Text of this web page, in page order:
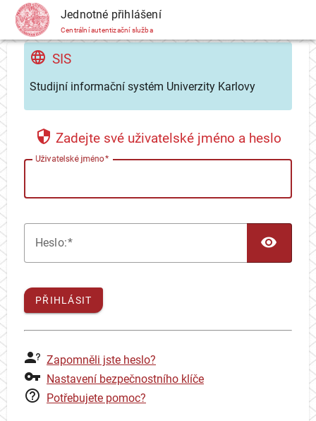
CAS Jednotné přihlášení
Centrální autentizační služba
SIS
Studijní informační systém Univerzity Karlovy
Zadejte své uživatelské jméno a heslo
Uživatelské jméno
Heslo:
PŘIHLÁSIT
Zapomněli jste heslo?
Nastavení bezpečnostního klíče
Potřebujete pomoc?